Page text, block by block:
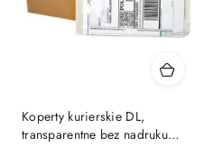
Koperty kurierskie DL,
transparentne bez nadruku